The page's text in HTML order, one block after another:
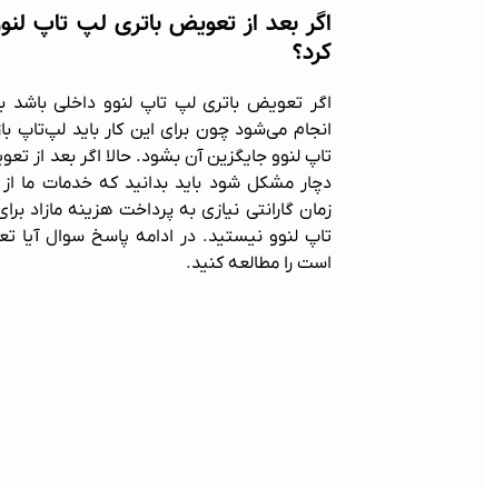
اگر بعد از تعویض باتری لپ تاپ
کرد؟
اگر تعویض باتری لپ تاپ لنوو داخلی
انجام می‌شود چون برای این کار باید لپ‌تاپ
تاپ لنوو جایگزین آن بشود. حالا اگر بعد از
دچار مشکل شود باید بدانید که خدمات ما
زمان گارانتی نیازی به پرداخت هزینه مازاد
تاپ لنوو نیستید. در ادامه پاسخ سوال آیا
است را مطالعه کنید.